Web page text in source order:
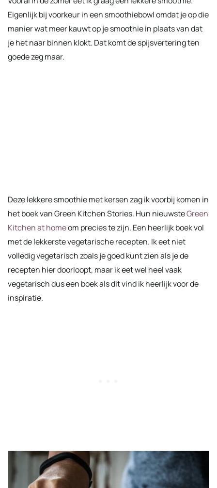
Eigenlijk bij voorkeur in een smoothiebowl omdat je op die
manier wat meer kauwt op je smoothie in plaats van dat
je het naar binnen klokt. Dat komt de spijsvertering ten
goede zeg maar.
Deze lekkere smoothie met kersen zag ik voorbij komen in
het boek van Green Kitchen Stories. Hun nieuwsteGreen
Kitchen at homeom precies te zijn. Een heerlijk boek vol
met de lekkerste vegetarische recepten. Ik eet niet
volledig vegetarisch zoals je goed kunt zien als je de
recepten hier doorloopt, maar ik eet wel heel vaak
vegetarisch dus een boek als dit vind ik heerlijk voor de
inspiratie.